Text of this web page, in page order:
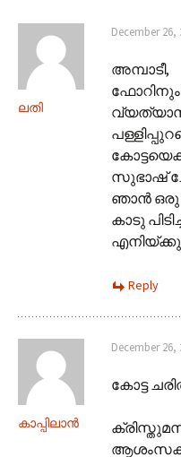
ലതി
December 26,
അമ്പാടീ,
ഫോറിനും
സുഭാഷ്
ഞാന്‍ ഒരു
കാടു
Reply
കാപ്പിലാന്‍
December 26,
കോട്ട